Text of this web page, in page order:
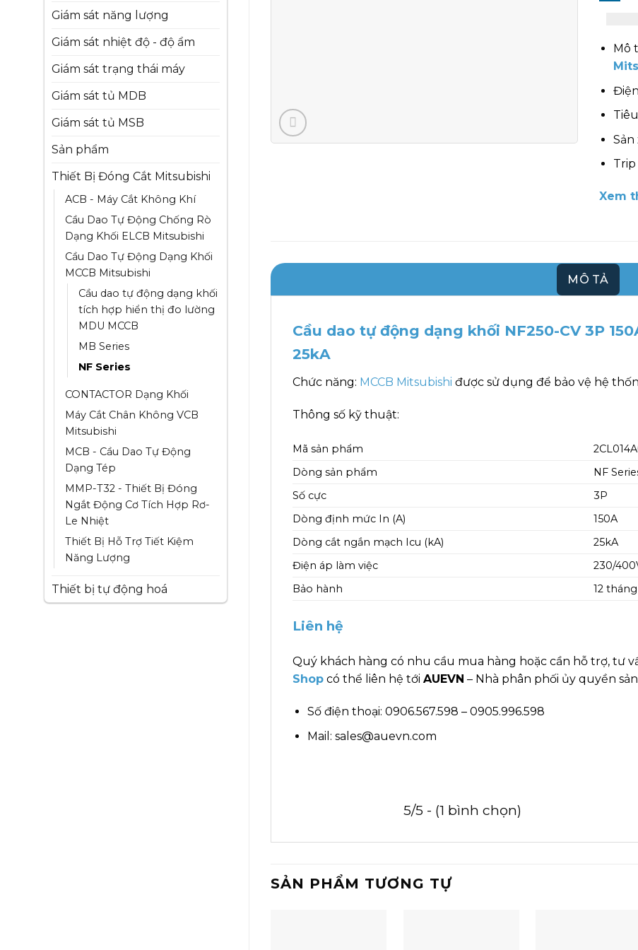
Giám sát năng lượng
Giám sát nhiệt độ - độ ẩm
Giám sát trạng thái máy
Giám sát tủ MDB
Giám sát tủ MSB
Sản phẩm
Thiết Bị Đóng Cắt Mitsubishi
ACB - Máy Cắt Không Khí
Cầu Dao Tự Động Chống Rò
Dạng Khối ELCB Mitsubishi
Cầu Dao Tự Động Dạng Khối
MCCB Mitsubishi
Cầu dao tự động dạng khối
tích hợp hiển thị đo lường
MDU MCCB
MB Series
NF Series
CONTACTOR Dạng Khối
Máy Cắt Chân Không VCB
Mitsubishi
MCB - Cầu Dao Tự Động
Dạng Tép
MMP-T32 - Thiết Bị Đóng
Ngắt Động Cơ Tích Hợp Rơ-
Le Nhiệt
Thiết Bị Hỗ Trợ Tiết Kiệm
Năng Lượng
Thiết bị tự động hoá
Mô
Xem
MÔ TẢ
Cầu dao tự động dạng khối NF250-CV 3P
25kA
Chức năng: MCCB Mitsubishi được sử dụng để bảo vệ hệ
Thông số kỹ thuật:
Mã sản phẩm
Dòng sản phẩm
NF
Số cực
3P
Dòng định mức In (A)
150A
Dòng cắt ngắn mạch Icu (kA)
25kA
Điện áp làm việc
230/
Bảo hành
12 tháng
Liên hệ
Quý khách hàng có nhu cầu mua hàng hoặc cần hỗ trợ, tư
Shop có thể liên hệ tới AUEVN – Nhà phân phối ủy quyền
Số điện thoại: 0906.567.598 – 0905.996.598
Mail: sales@auevn.com
5/5 - (1 bình chọn)
SẢN PHẨM TƯƠNG TỰ